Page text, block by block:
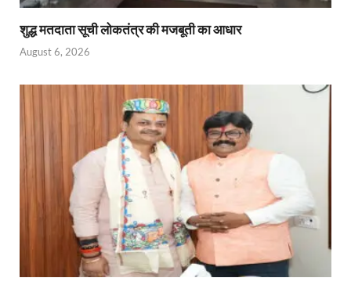
शुद्ध मतदाता सूची लोकतंत्र की मजबूती का आधार
August 6, 2026